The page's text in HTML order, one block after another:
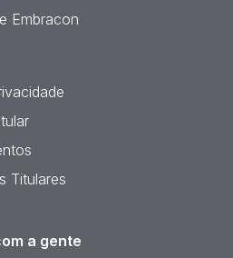
Embracon
Titulares
a gente